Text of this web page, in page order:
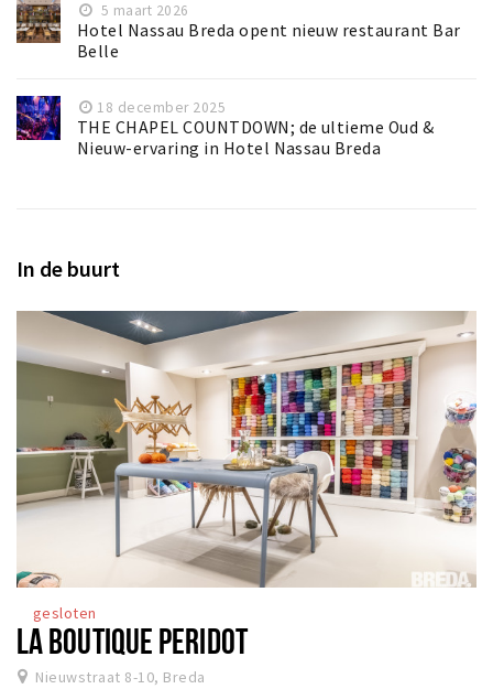
5 maart 2026
Hotel Nassau Breda opent nieuw restaurant Bar
Belle
18 december 2025
THE CHAPEL COUNTDOWN; de ultieme Oud &
Nieuw-ervaring in Hotel Nassau Breda ⁠
In de buurt
gesloten
LA BOUTIQUE PERIDOT
Nieuwstraat 8-10, Breda